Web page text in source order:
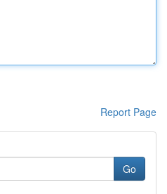
Report Page
Go